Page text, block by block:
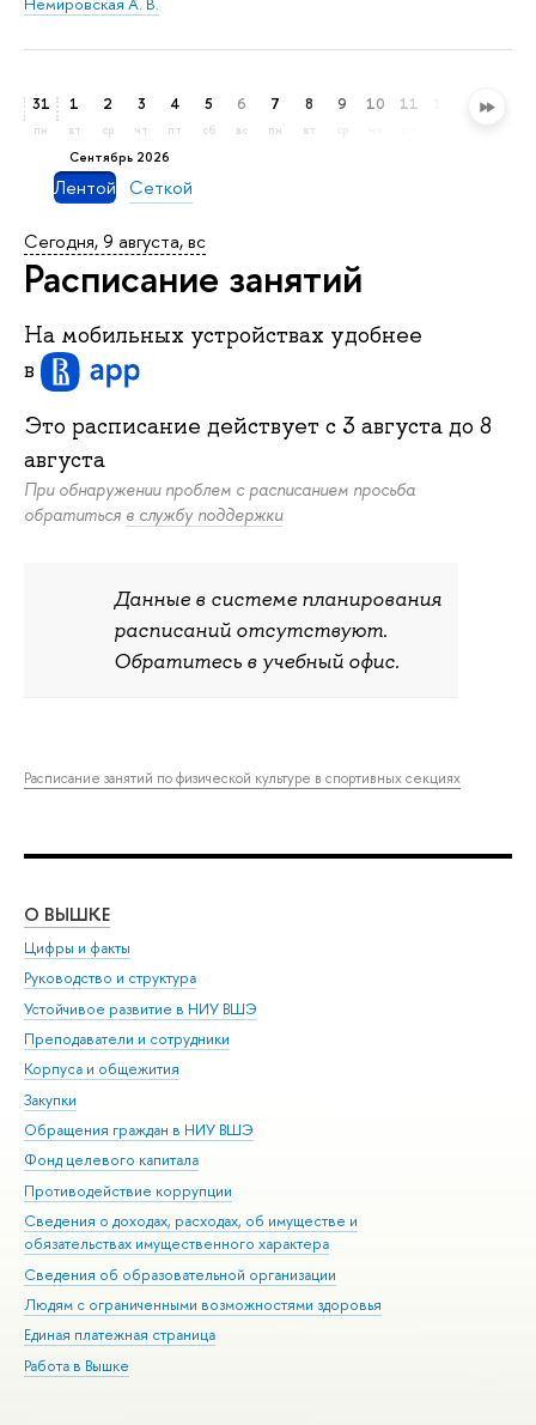
31
пн
сентябрь 2026
1
вт
2
ср
3
чт
4
пт
5
сб
6
вс
7
пн
8
вт
9 10 11 13
Лентой Сеткой
Сегодня, 9 августа, вс
Расписание занятий
На мобильных устройствах удобнее
в
Это расписание действует c 3 августа до 8
августа
При обнаружении проблем с расписанием просьба
обратиться в службу поддержки
Данные в системе планирования
расписаний отсутствуют.
Обратитесь в учебный офис.
Расписание занятий по физической культуре в спортивных секциях
О ВЫШКЕ
Цифры и факты
Руководство и структура
Устойчивое развитие в НИУ ВШЭ
Преподаватели и сотрудники
Корпуса и общежития
Закупки
Обращения граждан в НИУ ВШЭ
Фонд целевого капитала
Противодействие коррупции
Сведения о доходах, расходах, об имуществе и
обязательствах имущественного характера
Сведения об образовательной организации
Людям с ограниченными возможностями здоровья
Единая платежная страница
Работа в Вышке